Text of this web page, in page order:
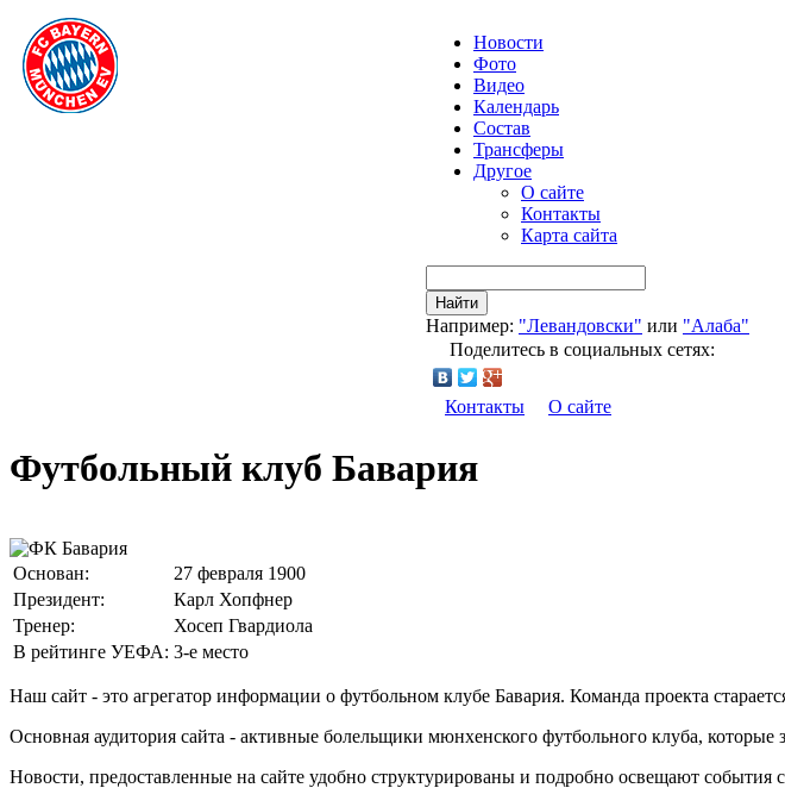
Новости
Фото
Видео
Календарь
Состав
Трансферы
Другое
О сайте
Контакты
Карта сайта
Найти
Например: "Левандовски" или "Алаба"
Поделитесь в социальных сетях:
Контакты О сайте
Футбольный клуб Бавария
Основан:
27 февраля 1900
Президент:
Карл Хопфнер
Тренер:
Хосеп Гвардиола
В рейтинге УЕФА: 3-е место
Наш сайт - это агрегатор информации о футбольном клубе Бавария. Команда проекта
Основная аудитория сайта - активные болельщики мюнхенского футбольного клуба, которые
Новости, предоставленные на сайте удобно структурированы и подробно освещают события